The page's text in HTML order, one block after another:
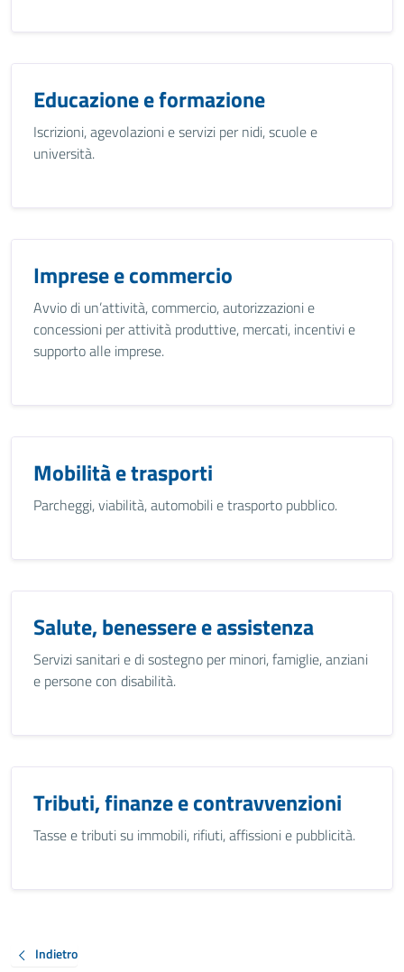
Educazione e formazione
Iscrizioni, agevolazioni e servizi per nidi, scuole e
università.
Imprese e commercio
Avvio di un’attività, commercio, autorizzazioni e
concessioni per attività produttive, mercati, incentivi e
supporto alle imprese.
Mobilità e trasporti
Parcheggi, viabilità, automobili e trasporto pubblico.
Salute, benessere e assistenza
Servizi sanitari e di sostegno per minori, famiglie, anziani
e persone con disabilità.
Tributi, finanze e contravvenzioni
Tasse e tributi su immobili, rifiuti, affissioni e pubblicità.
Indietro